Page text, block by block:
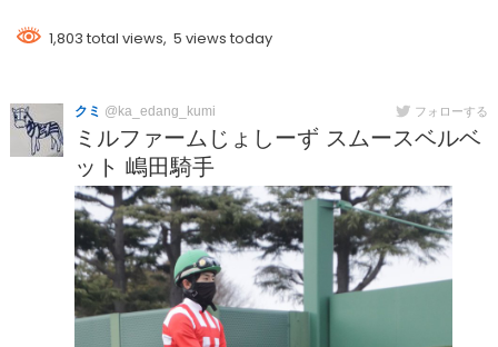
1,803 total views, 5 views today
クミ @ka_edang_kumi フォローする
ミルファームじょしーず スムースベルベ
ット 嶋田騎手